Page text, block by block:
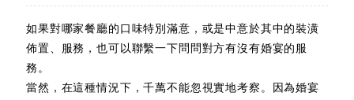
如果對哪家餐廳的口味特別滿意，或是中意於其中的裝潢
佈置、服務，也可以聯繫一下問問對方有沒有婚宴的服
務。
當然，在這種情況下，千萬不能忽視實地考察。因為婚宴